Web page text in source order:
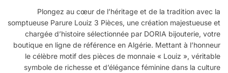
Plongez au cœur de l’héritage et de la tradition avec la
somptueuse Parure Louiz 3 Pièces, une création majestueuse et
chargée d’histoire sélectionnée par DORIA bijouterie, votre
boutique en ligne de référence en Algérie. Mettant à l’honneur
le célèbre motif des pièces de monnaie « Louiz », véritable
symbole de richesse et d’élégance féminine dans la culture